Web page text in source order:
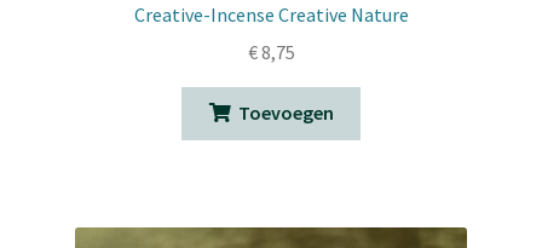
Creative-Incense Creative Nature
€8,75
Toevoegen